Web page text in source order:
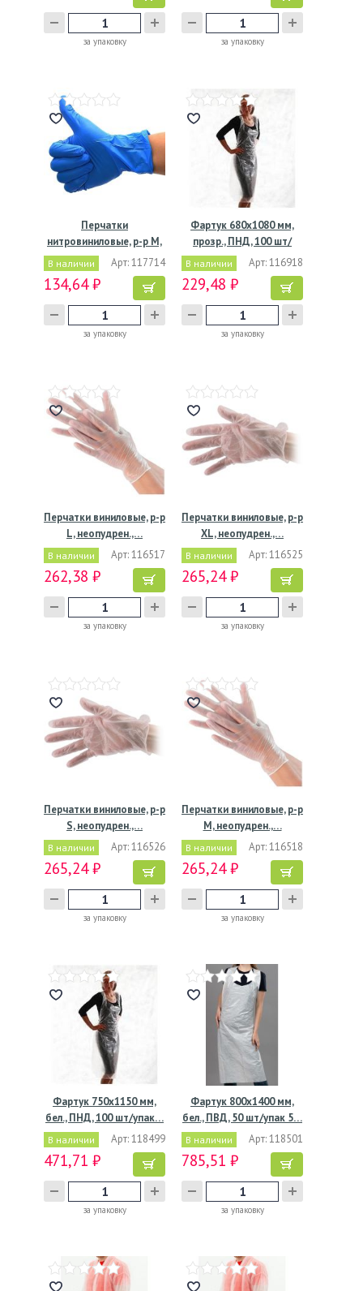
за упаковку за упаковку
Перчатки
нитровиниловые, р-р M,
неопудрен.,…
В наличии Арт: 117714
134,64 ₽
за упаковку
Фартук 680х1080 мм,
прозр., ПНД, 100 шт/
упак…
В наличии Арт: 116918
229,48 ₽
за упаковку
Перчатки виниловые, р-р
L, неопудрен.,…
В наличии Арт: 116517
262,38 ₽
за упаковку
Перчатки виниловые, р-р
XL, неопудрен.,…
В наличии Арт: 116525
265,24 ₽
за упаковку
Перчатки виниловые, р-р
S, неопудрен.,…
В наличии Арт: 116526
265,24 ₽
за упаковку
Перчатки виниловые, р-р
M, неопудрен.,…
В наличии Арт: 116518
265,24 ₽
за упаковку
Фартук 750х1150 мм,
бел., ПНД, 100 шт/упак…
В наличии Арт: 118499
471,71 ₽
за упаковку
Фартук 800х1400 мм,
бел., ПВД, 50 шт/упак 5…
В наличии Арт: 118501
785,51 ₽
за упаковку